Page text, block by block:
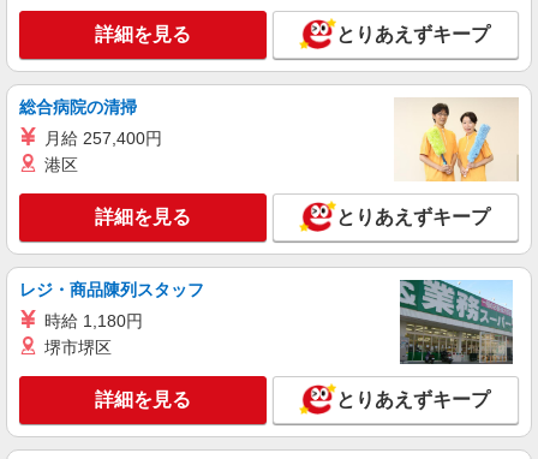
愛知県名古屋市西区／最寄駅：名古屋駅
【名駅の地下直結】桜通線・名鉄・近鉄・あおな
キープ 詳細を見る
派遣社員
パーソルテンプスタッフ株式会社 名古屋コーディネートセンタ
［リモート推奨企業］テンプの方も複数活躍
中！コツコツ裏方＊採用サポート
時給1550円 【月収例】時給1,550円×実働7時
間50分×月21日＝253,890円＋残業代
愛知県名古屋市西区／最寄駅：名古屋駅 ※
名古屋駅直結ビル！桜通線・近鉄・名鉄・あおな
キープ 詳細を見る
派遣社員
詳細を見る とりあえずキープ
総合病院の清掃
月給 257,400円
港区
詳細を見る とりあえずキープ
レジ・商品陳列スタッフ
時給 1,180円
堺市堺区
詳細を見る とりあえずキープ